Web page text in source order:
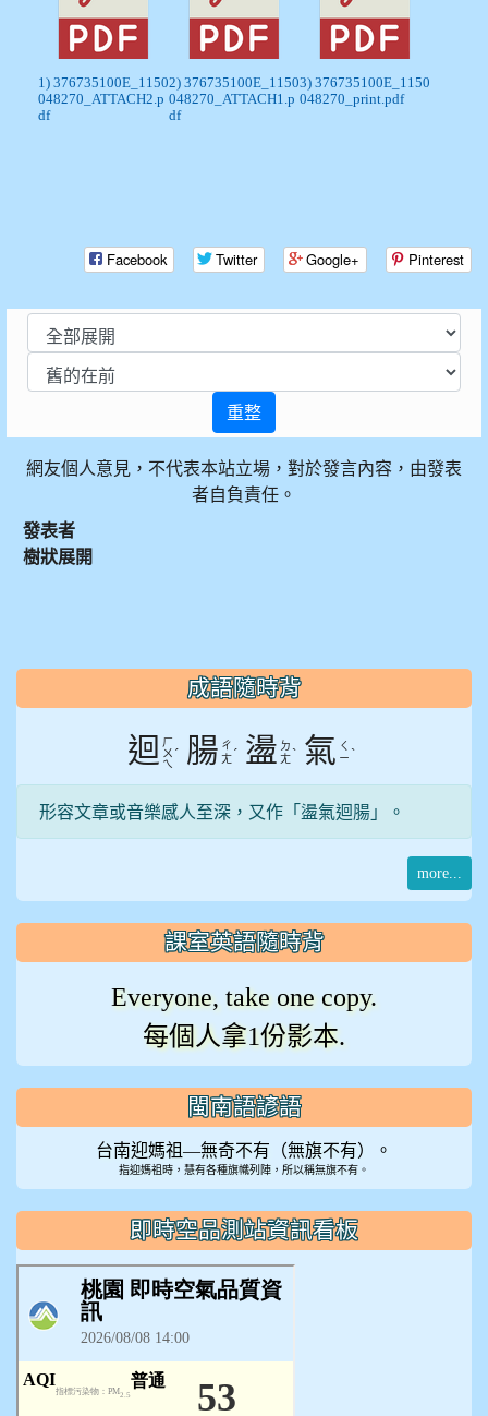
1) 376735100E_1150
048270_ATTACH2.p
df
2) 376735100E_1150
048270_ATTACH1.p
df
3) 376735100E_1150
048270_print.pdf
Facebook Twitter Google+ Pinterest
重整
網友個人意見，不代表本站立場，對於發言內容，由發表
者自負責任。
發表者
樹狀展開
::: 成語隨時背
迴 ㄏ
ㄨ
ㄟ
ˊ 腸 ㄔ
ㄤˊ 盪 ㄉ
ㄤˋ 氣 ㄑ
ㄧ ˋ
形容文章或音樂感人至深，又作「盪氣迴腸」。
more...
課室英語隨時背
Everyone, take one copy.
每個人拿1份影本.
閩南語諺語
台南迎媽祖—無奇不有（無旗不有）。
指迎媽祖時，慧有各種旗幟列陣，所以稱無旗不有。
即時空品測站資訊看板